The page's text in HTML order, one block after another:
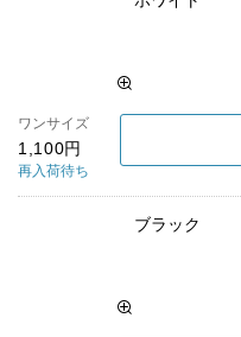
ワンサイズ
1,100円
再入荷待ち
ブラック